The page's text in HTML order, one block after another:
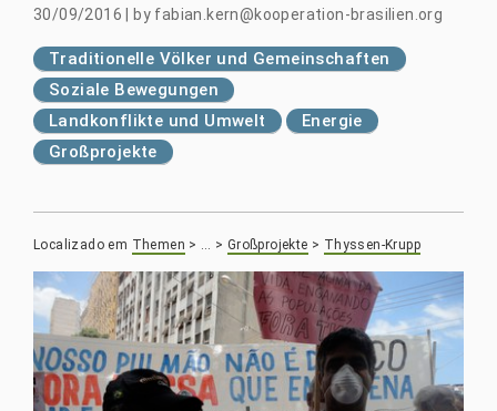
30/09/2016 by fabian.kern@kooperation-brasilien.org
Traditionelle Völker und Gemeinschaften
Soziale Bewegungen
Landkonflikte und Umwelt
Energie
Großprojekte
Localizado em Themen > … > Großprojekte > Thyssen-Krupp